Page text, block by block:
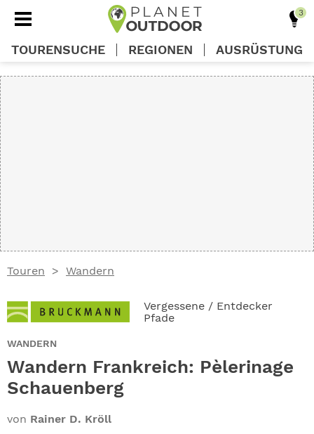
Touren Wandern
Vergessene / Entdecker
Pfade
WANDERN
Wandern Frankreich: Pèlerinage
Schauenberg
von Rainer D. Kröll
TOURENSUCHE REGIONEN AUSRÜSTUNG
ABO
NEWSLETTER